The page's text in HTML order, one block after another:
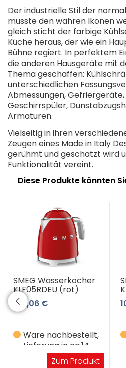
Der industrielle Stil der
musste den wahren Ikonen
gleich sticht der farbige
Küche heraus, der wie ein
Bühne regiert. In perfektem
die anderen Hausgeräte mit
Thema geschaffen:
unterschiedlichen
Abmessungen,
Geschirrspüler,
Armaturen.
Vielseitig in ihren
Zeugen eines Made in Italy
gerühmt und geschätzt wird
Funktionalität vereint.
Diese Produkte könnten
SMEG Wasserkocher
KLF05RDEU (rot)
107,06 €
Ware nachbestellt,
Lieferung in ca.14
WerktagenZum Produkt